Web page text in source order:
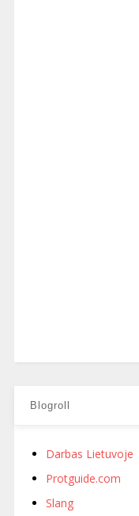
Blogroll
Darbas Lietuvoje
Protguide.com
Slang